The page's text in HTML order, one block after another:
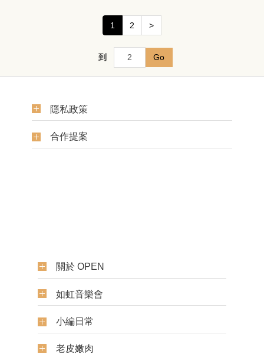
1 2 >
到 Go
隱私政策
合作提案
關於 OPEN
如虹音樂會
小編日常
老皮嫩肉